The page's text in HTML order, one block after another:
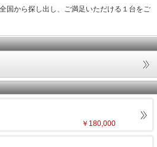
国から探し出し、ご満足いただける１台をご
￥180,000